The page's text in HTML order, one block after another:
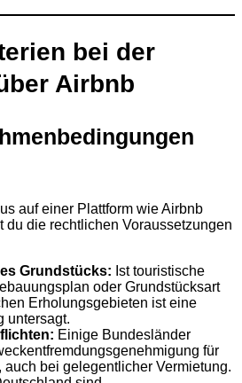
bei der
Airbnb
auf einer Plattform wie Airbnb
du die rechtlichen Voraussetzungen
Grundstücks: Ist touristische
oder Grundstücksart
Erholungsgebieten ist eine
untersagt.
Einige Bundesländer
für
auch bei gelegentlicher Vermietung.